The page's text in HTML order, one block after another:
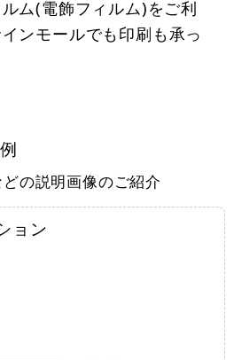
ム(電飾フィルム)をご利
ンモールでも印刷も承っ
の説明画像のご紹介
ョン